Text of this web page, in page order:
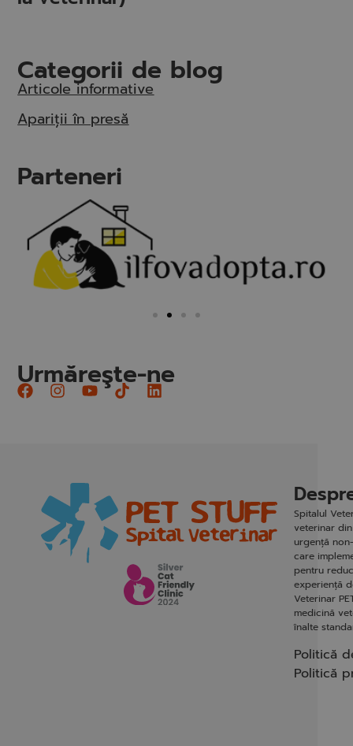
Categorii de blog
Articole informative
Apariții în presă
Parteneri
Urmăreşte-ne
Spitalul
veterinar
urgență
care
pentru
experiență
Veterinar
medicină
înalte
Politică
Politică